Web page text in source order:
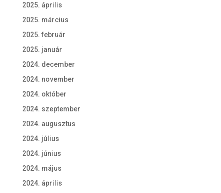
2025. április
2025. március
2025. február
2025. január
2024. december
2024. november
2024. október
2024. szeptember
2024. augusztus
2024. július
2024. június
2024. május
2024. április